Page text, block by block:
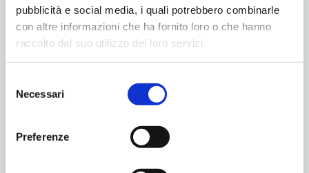
pubblicità e social media, i quali potrebbero combinarle
con altre informazioni che ha fornito loro o che hanno
raccolto dal suo utilizzo dei loro servizi.
delNecessari
Preferenze
Info e dettagli vedi locandina allegata.
•Locandina
Condividilo